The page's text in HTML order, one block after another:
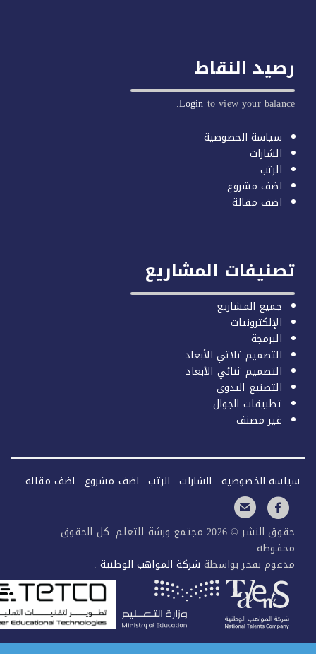
النقاط
Loginto view your
سياسة الخصوصية
الشارات
الرتب
اضف مشروع
اضف مقالة
المشاريع
جميع المشاريع
الإلكترونيات
البرمجة
التصميم ثلاثي الأبعاد
التصميم ثنائي الأبعاد
التصنيع اليدوي
تطبيقات الجوال
غير مصنف
الخصوصية الشارات الرتب اضف مشروع اضف مقالة
حقوق النشر © 2026 مجتمع ورشة للتعلم. كل الحقوق
بفخر بواسطةشركة المواهب الوطنية.